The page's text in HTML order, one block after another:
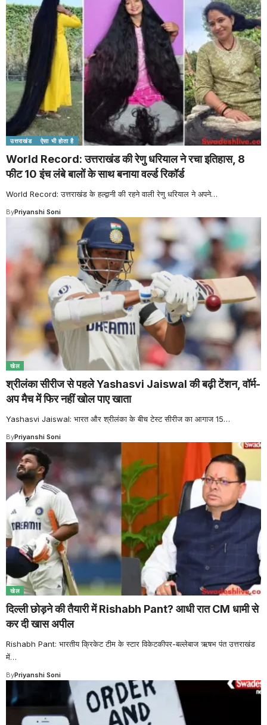
उत्तराखंड ऐसा भी होता है
World Record: उत्तराखंड की रेणु धरियाल ने रचा इतिहास, 8
फीट 10 इंच लंबे बालों के साथ बनाया वर्ल्ड रिकॉर्ड
World Record: उत्तराखंड के हल्द्वानी की रहने वाली रेणु धरियाल ने अपने…
ByPriyanshi Soni
खेल
श्रीलंका सीरीज से पहले Yashasvi Jaiswal की बढ़ी टेंशन, वॉर्म-
अप मैच में फिर नहीं खोल पाए खाता
Yashasvi Jaiswal: भारत और श्रीलंका के बीच टेस्ट सीरीज का आगाज 15…
ByPriyanshi Soni
खेल
दिल्ली छोड़ने की तैयारी में Rishabh Pant? आधी रात CM धामी से
कर दी खास अपील
Rishabh Pant: भारतीय क्रिकेट टीम के स्टार विकेटकीपर-बल्लेबाज ऋषभ पंत उत्तराखंड
में…
ByPriyanshi Soni